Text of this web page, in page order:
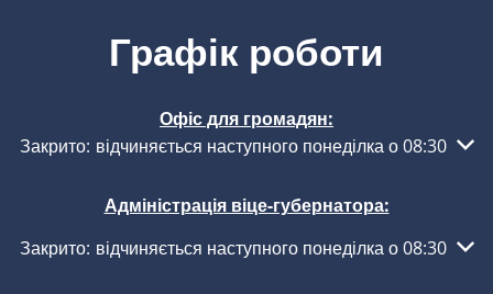
Графік роботи
Офіс для громадян:
Натисніть, щоб приховати інші години роботи або
Закрито: відчиняється наступного понеділка о 08:30
Адміністрація віце-губернатора:
Натисніть, щоб приховати інші години роботи або
Закрито: відчиняється наступного понеділка о 08:30